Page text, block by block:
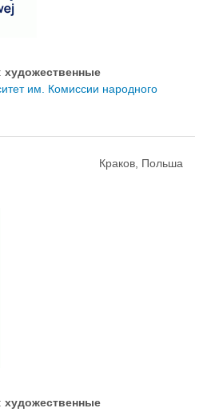
художественные
им. Комиссии народного
Краков, Польша
художественные